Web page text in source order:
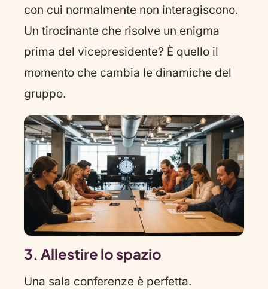
con cui normalmente non interagiscono.
Un tirocinante che risolve un enigma
prima del vicepresidente? È quello il
momento che cambia le dinamiche del
gruppo.
3. Allestire lo spazio
Una sala conferenze è perfetta.